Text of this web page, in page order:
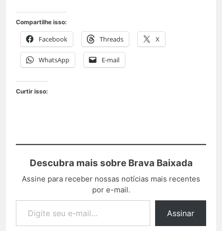
Compartilhe isso:
Facebook Threads X
WhatsApp E-mail
Curtir isso:
Descubra mais sobre Brava Baixada
Assine para receber nossas notícias mais recentes
por e-mail.
Assinar